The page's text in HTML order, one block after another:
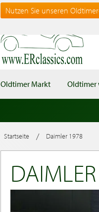
Nutzen Sie unseren
Oldtimer Markt Oldtimer
Startseite / Daimler 1978